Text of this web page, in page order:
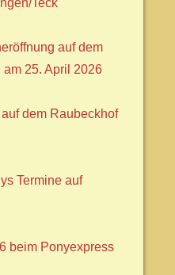
Teck
auf dem
25. April 2026
dem Raubeckhof
Termine auf
beim Ponyexpress